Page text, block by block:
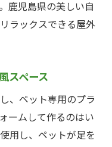
鹿児島県の美しい自
ラックスできる屋外
スペース
、ペット専用のプラ
ームして作るのはい
用し、ペットが足を